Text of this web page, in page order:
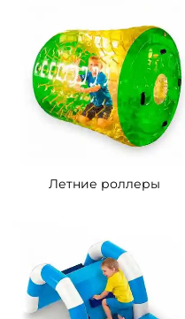
A-104315 Водный роллер
«Огни ночи», двухместный,
ПВХ, 2,2×2×2 м
Узнать цену